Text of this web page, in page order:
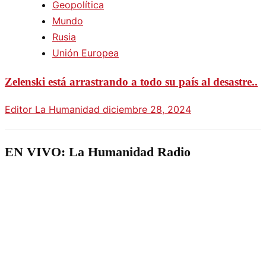
Geopolítica
Mundo
Rusia
Unión Europea
Zelenski está arrastrando a todo su país al desastre..
Editor La Humanidad diciembre 28, 2024
EN VIVO: La Humanidad Radio